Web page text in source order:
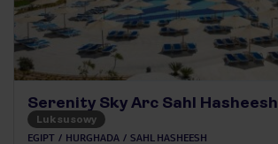
Serenity Sky Arc Sahl Hasheesh
Luksusowy
EGIPT HURGHADA SAHL HASHEESH